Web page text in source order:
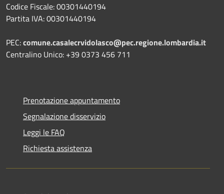
Codice Fiscale: 00301440194
Partita IVA: 00301440194
PEC:comune.casalecrvidolasco@pec.regione.lombardia.it
Centralino Unico: +39 0373 456 711
Prenotazione appuntamento
Segnalazione disservizio
Leggi le FAQ
Richiesta assistenza